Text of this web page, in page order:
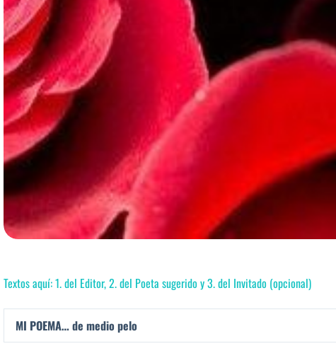
Textos aquí: 1. del Editor, 2. del Poeta sugerido y 3. del Invitado (opcional)
MI POEMA… de medio pelo